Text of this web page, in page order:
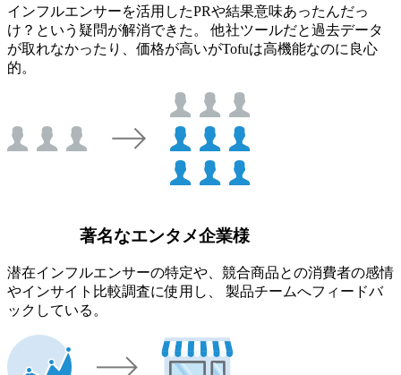
インフルエンサーを活用したPRや結果意味あったんだっ
け？という疑問が解消できた。 他社ツールだと過去データ
が取れなかったり、価格が高いがTofuは高機能なのに良心
的。
著名なエンタメ企業様
潜在インフルエンサーの特定や、競合商品との消費者の感情
やインサイト比較調査に使用し、 製品チームへフィードバ
ックしている。